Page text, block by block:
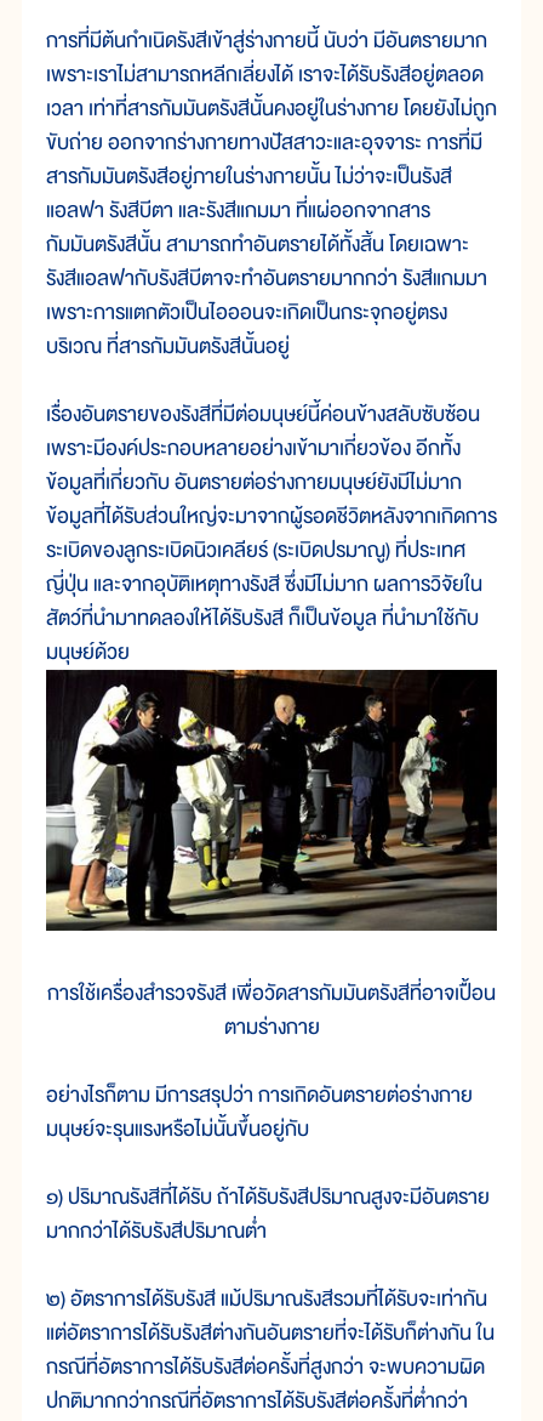
การที่มีต้นกำเนิดรังสีเข้าสู่ร่างกายนี้ นับว่า มีอันตรายมาก
เพราะเราไม่สามารถหลีกเลี่ยงได้ เราจะได้รับรังสีอยู่ตลอด
เวลา เท่าที่สารกัมมันตรังสีนั้นคงอยู่ในร่างกาย โดยยังไม่ถูก
ขับถ่าย ออกจากร่างกายทางปัสสาวะและอุจจาระ การที่มี
สารกัมมันตรังสีอยู่ภายในร่างกายนั้น ไม่ว่าจะเป็นรังสี
แอลฟา รังสีบีตา และรังสีแกมมา ที่แผ่ออกจากสาร
กัมมันตรังสีนั้น สามารถทำอันตรายได้ทั้งสิ้น โดยเฉพาะ
รังสีแอลฟากับรังสีบีตาจะทำอันตรายมากกว่า รังสีแกมมา
เพราะการแตกตัวเป็นไอออนจะเกิดเป็นกระจุกอยู่ตรง
บริเวณ ที่สารกัมมันตรังสีนั้นอยู่
เรื่องอันตรายของรังสีที่มีต่อมนุษย์นี้ค่อนข้างสลับซับซ้อน
เพราะมีองค์ประกอบหลายอย่างเข้ามาเกี่ยวข้อง อีกทั้ง
ข้อมูลที่เกี่ยวกับ อันตรายต่อร่างกายมนุษย์ยังมีไม่มาก
ข้อมูลที่ได้รับส่วนใหญ่จะมาจากผู้รอดชีวิตหลังจากเกิดการ
ระเบิดของลูกระเบิดนิวเคลียร์ (ระเบิดปรมาณู) ที่ประเทศ
ญี่ปุ่น และจากอุบัติเหตุทางรังสี ซึ่งมีไม่มาก ผลการวิจัยใน
สัตว์ที่นำมาทดลองให้ได้รับรังสี ก็เป็นข้อมูล ที่นำมาใช้กับ
มนุษย์ด้วย
การใช้เครื่องสำรวจรังสี เพื่อวัดสารกัมมันตรังสีที่อาจเปื้อน
ตามร่างกาย
อย่างไรก็ตาม มีการสรุปว่า การเกิดอันตรายต่อร่างกาย
มนุษย์จะรุนแรงหรือไม่นั้นขึ้นอยู่กับ
๑) ปริมาณรังสีที่ได้รับ ถ้าได้รับรังสีปริมาณสูงจะมีอันตราย
มากกว่าได้รับรังสีปริมาณต่ำ
๒) อัตราการได้รับรังสี แม้ปริมาณรังสีรวมที่ได้รับจะเท่ากัน
แต่อัตราการได้รับรังสีต่างกันอันตรายที่จะได้รับก็ต่างกัน ใน
กรณีที่อัตราการได้รับรังสีต่อครั้งที่สูงกว่า จะพบความผิด
ปกติมากกว่ากรณีที่อัตราการได้รับรังสีต่อครั้งที่ต่ำกว่า